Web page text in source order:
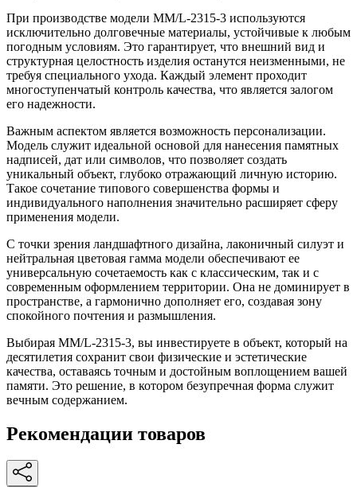
При производстве модели ММ/L-2315-3 используются
исключительно долговечные материалы, устойчивые к любым
погодным условиям. Это гарантирует, что внешний вид и
структурная целостность изделия останутся неизменными, не
требуя специального ухода. Каждый элемент проходит
многоступенчатый контроль качества, что является залогом
его надежности.
Важным аспектом является возможность персонализации.
Модель служит идеальной основой для нанесения памятных
надписей, дат или символов, что позволяет создать
уникальный объект, глубоко отражающий личную историю.
Такое сочетание типового совершенства формы и
индивидуального наполнения значительно расширяет сферу
применения модели.
С точки зрения ландшафтного дизайна, лаконичный силуэт и
нейтральная цветовая гамма модели обеспечивают ее
универсальную сочетаемость как с классическим, так и с
современным оформлением территории. Она не доминирует в
пространстве, а гармонично дополняет его, создавая зону
спокойного почтения и размышления.
Выбирая ММ/L-2315-3, вы инвестируете в объект, который на
десятилетия сохранит свои физические и эстетические
качества, оставаясь точным и достойным воплощением вашей
памяти. Это решение, в котором безупречная форма служит
вечным содержанием.
Рекомендации товаров